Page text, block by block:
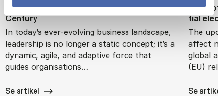
Agile and Ad­apt­ive Lead­er­ship in the 21st
Cen­tury
In today’s ever-evolving business landscape,
leadership is no longer a static concept; it’s a
dynamic, agile, and adaptive force that
guides organisations…
Se artikel
The
tial
The
affect
global
(EU)
Se